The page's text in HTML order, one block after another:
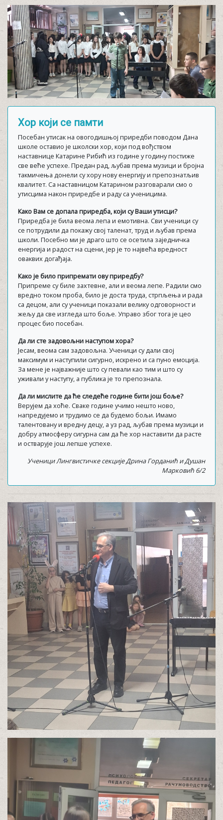
Хор који се памти
Посебан утисак на овогодишњој приредби поводом Дана
школе оставио је школски хор, који под вођством
наставнице Катарине Рибић из године у годину постиже
све веће успехе. Предан рад, љубав према музици и бројна
такмичења донели су хору нову енергију и препознатљив
квалитет. Са наставницом Катарином разговарали смо о
утисцима након приредбе и раду са ученицима.
Како Вам се допала приредба, који су Ваши утисци?
Приредба је била веома лепа и емотивна. Сви ученици су
се потрудили да покажу свој таленат, труд и љубав према
школи. Посебно ми је драго што се осетила заједничка
енергија и радост на сцени, јер је то највећа вредност
оваквих догађаја.
Како је било припремати ову приредбу?
Припреме су биле захтевне, али и веома лепе. Радили смо
вредно током проба, било је доста труда, стрпљења и рада
са децом, али су ученици показали велику одговорност и
жељу да све изгледа што боље. Управо због тога је цео
процес био посебан.
Да ли сте задовољни наступом хора?
Јесам, веома сам задовољна. Ученици су дали свој
максимум и наступили сигурно, искрено и са пуно емоција.
За мене је најважније што су певали као тим и што су
уживали у наступу, а публика је то препознала.
Да ли мислите да ће следеће године бити још боље?
Верујем да хоће. Сваке године учимо нешто ново,
напредујемо и трудимо се да будемо бољи. Имамо
талентовану и вредну децу, а уз рад, љубав према музици и
добру атмосферу сигурна сам да ће хор наставити да расте
и остварује још лепше успехе.
Ученици Лингвистичке секције Дрина Горданић и Душан
Марковић 6/2